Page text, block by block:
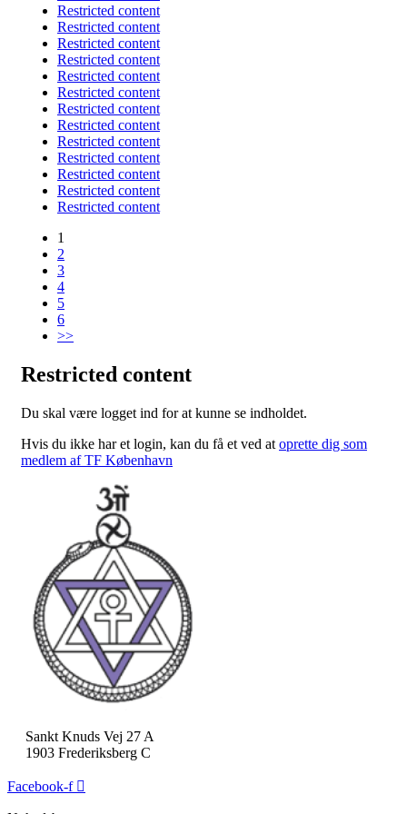
Restricted content
Restricted content
Restricted content
Restricted content
Restricted content
Restricted content
Restricted content
Restricted content
Restricted content
Restricted content
Restricted content
Restricted content
Restricted content
1
2
3
4
5
6
>>
Restricted content
Du skal være logget ind for at kunne se indholdet.
Hvis du ikke har et login, kan du få et ved at oprette dig som
medlem af TF København
Sankt Knuds Vej 27 A
1903 Frederiksberg C
Facebook-f